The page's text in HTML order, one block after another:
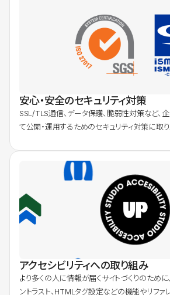
安心・安全のセキュリティ対策
SSL/TLS通信、データ保護、脆弱性対策など、
て公開・運用するためのセキュリティ対策に取り
アクセシビリティへの取り組み
より多くの人に情報が届くサイトづくりのために
ントラスト、HTMLタグ設定などの機能やリファ